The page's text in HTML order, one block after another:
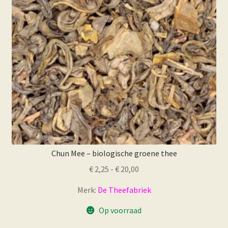
gekozen
worden
op
de
productpagina
Chun Mee – biologische groene thee
€ 2,25 - € 20,00
tot
€ 20,00
Merk: De Theefabriek
Op voorraad